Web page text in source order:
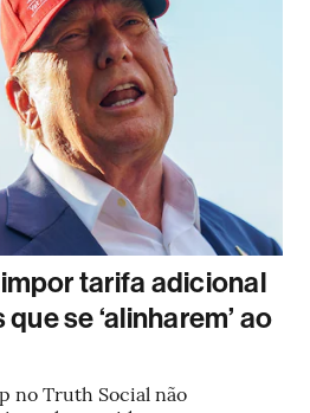
tarifa adicional
se ‘alinharem’ ao
no Truth Social não